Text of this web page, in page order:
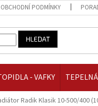
OBCHODNÍ PODMÍNKY
HLEDAT
- VAFKY
Radik Klasik 10-500/400